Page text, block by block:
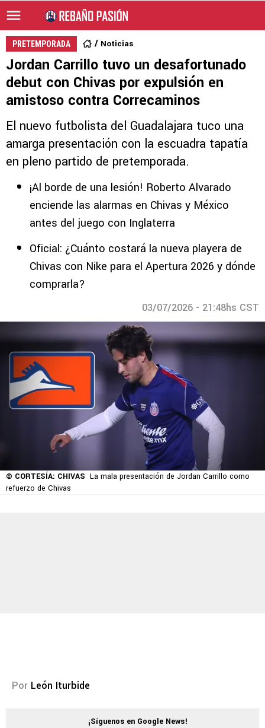
PRETEMPORADA Noticias
Jordan Carrillo tuvo un desafortunado
debut con Chivas por expulsión en
amistoso contra Correcaminos
El nuevo futbolista del Guadalajara tuco una
amarga presentación con la escuadra tapatía
en pleno partido de pretemporada.
¡Al borde de una lesión! Roberto Alvarado
enciende las alarmas en Chivas y México
antes del juego con Inglaterra
Oficial: ¿Cuánto costará la nueva playera de
Chivas con Nike para el Apertura 2026 y dónde
comprarla?
03/07/2026 - 21:48hs CST
© CORTESÍA: CHIVAS La mala presentación de Jordan Carrillo como
refuerzo de Chivas
Por León Iturbide
¡Síguenos en Google News!